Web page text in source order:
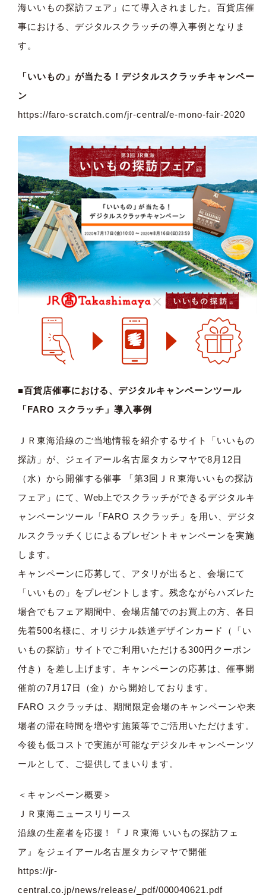
海いいもの探訪フェア」にて導入されました。百貨店催
事における、デジタルスクラッチの導入事例となりま
す。
「いいもの」が当たる！デジタルスクラッチキャンペー
ン
https://faro-scratch.com/jr-central/e-mono-fair-2020
■百貨店催事における、デジタルキャンペーンツール
「FARO スクラッチ」導入事例
ＪＲ東海沿線のご当地情報を紹介するサイト「いいもの
探訪」が、ジェイアール名古屋タカシマヤで8月12日
（水）から開催する催事 「第3回ＪＲ東海いいもの探訪
フェア」にて、Web上でスクラッチができるデジタルキ
ャンペーンツール「FARO スクラッチ」を用い、デジタ
ルスクラッチくじによるプレゼントキャンペーンを実施
します。
キャンペーンに応募して、アタリが出ると、会場にて
「いいもの」をプレゼントします。残念ながらハズレた
場合でもフェア期間中、会場店舗でのお買上の方、各日
先着500名様に、オリジナル鉄道デザインカード（「い
いもの探訪」サイトでご利用いただける300円クーポン
付き）を差し上げます。キャンペーンの応募は、催事開
催前の7月17日（金）から開始しております。
FARO スクラッチは、期間限定会場のキャンペーンや来
場者の滞在時間を増やす施策等でご活用いただけます。
今後も低コストで実施が可能なデジタルキャンペーンツ
ールとして、ご提供してまいります。
＜キャンペーン概要＞
ＪＲ東海ニュースリリース
沿線の生産者を応援！『ＪＲ東海 いいもの探訪フェ
ア』をジェイアール名古屋タカシマヤで開催
https://jr-
central.co.jp/news/release/_pdf/000040621.pdf